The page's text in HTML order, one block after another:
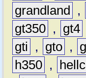
grandland
,
gt350 , gt4
gti
, gto ,
h350 ,